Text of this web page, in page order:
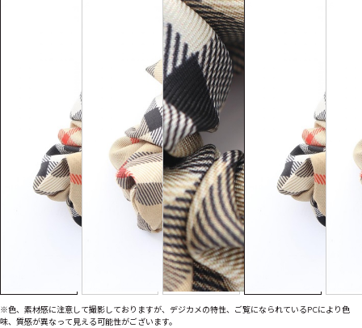
SOLD OUT
※色、素材感に注意して撮影しておりますが、デジカメの特性、ご覧になられているPCにより色
味、質感が異なって見える可能性がございます。